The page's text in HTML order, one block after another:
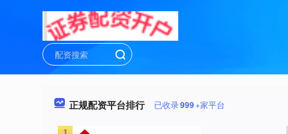
正规配资平台排行 已收录999+家平台